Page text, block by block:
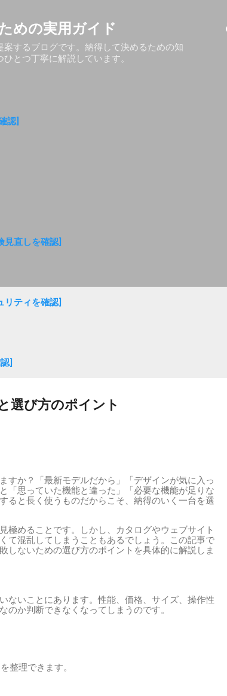
めの実用ガイド
するブログです。納得して決めるための知
とつ丁寧に解説しています。
認]
見直しを確認]
リティを確認]
]
選び方のポイント
すか？「最新モデルだから」「デザインが気に入っ
「思っていた機能と違った」「必要な機能が足りな
ると長く使うものだからこそ、納得のいく一台を選
極めることです。しかし、カタログやウェブサイト
て混乱してしまうこともあるでしょう。この記事で
しないための選び方のポイントを具体的に解説しま
ないことにあります。性能、価格、サイズ、操作性
か判断できなくなってしまうのです。
整理できます。